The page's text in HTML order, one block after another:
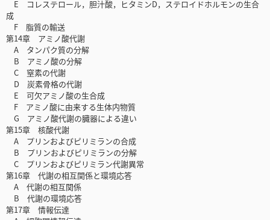
E コレステロール，胆汁酸，ヒタミンD，ステロイドホルモンの生合
成
F 脂質の輸送
第14章 アミノ酸代謝
A タンパク質の分解
B アミノ酸の分解
C 窒素の代謝
D 炭素骨格の代謝
E 可欠アミノ酸の生合成
F アミノ酸に由来する生体内物質
G アミノ酸代謝の臓器による違い
第15章 核酸代謝
A プリンおよびピリミランの合成
B プリンおよびピリミランの分解
C プリンおよびピリミラン代謝異常
第16章 代謝の相互関係と環境応答
A 代謝の相互関係
B 代謝の環境応答
第17章 情報伝達